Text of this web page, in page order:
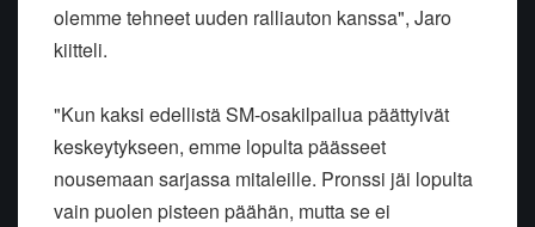
olemme tehneet uuden ralliauton kanssa", Jaro
kiitteli.
"Kun kaksi edellistä SM-osakilpailua päättyivät
keskeytykseen, emme lopulta päässeet
nousemaan sarjassa mitaleille. Pronssi jäi lopulta
vain puolen pisteen päähän, mutta se ei